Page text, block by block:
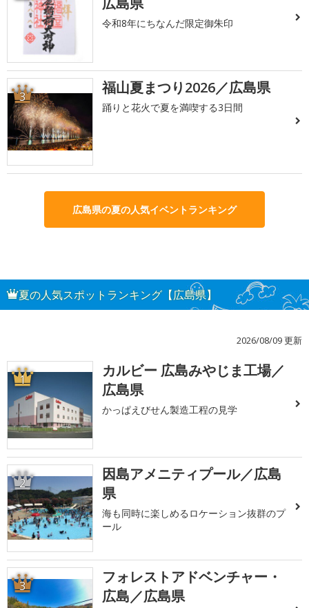
令和8年にちなんだ限定御朱印
3 福山夏まつり2026／広島県
踊りと花火で夏を満喫する3日間
広島県の夏の人気イベントランキング
夏の人気スポットランキング【広島県】
2026/08/09 更新
1
カルビー 広島みやじま工場／
広島県
かっぱえびせん製造工程の見学
2
因島アメニティプール／広島
県
海も同時に楽しめるロケーション抜群のプ
ール
3
フォレストアドベンチャー・
広島／広島県